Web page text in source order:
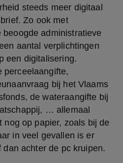
steeds meer digitaal
Zo ook met
administratieve
aantal verplichtingen
een digitalisering.
perceelaangifte,
bij het Vlaams
de wateraangifte bij
… allemaal
nog op papier, zoals bij de
in veel gevallen is er
achter de pc kruipen.